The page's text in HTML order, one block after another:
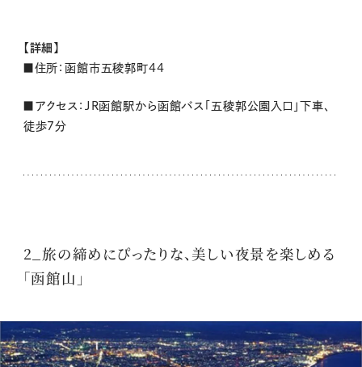
【詳細】
■住所： 函館市五稜郭町44
■アクセス：
JR函館駅から函館バス「五稜郭公園入口」下車、
徒歩7分
2_旅の締めにぴったりな、美しい夜景を楽しめる
「函館山」